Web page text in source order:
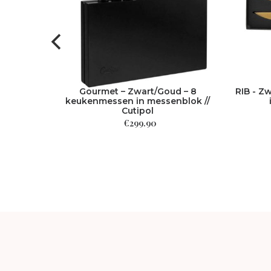
Gourmet – Zwart/Goud – 8
keukenmessen in messenblok //
Cutipol
€299.90
RIB -